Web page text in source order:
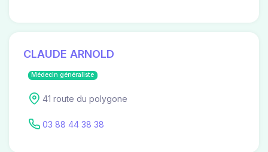
CLAUDE ARNOLD
Médecin généraliste
41 route du polygone
03 88 44 38 38